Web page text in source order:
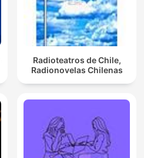
Radioteatros de Chile,
Radionovelas Chilenas